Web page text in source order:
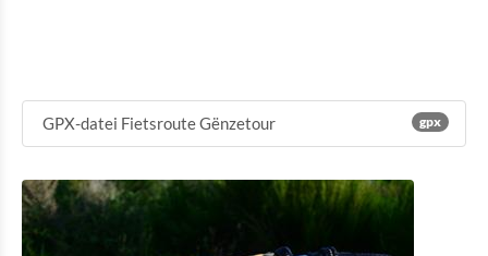
gpx
GPX-datei Fietsroute Gënzetour